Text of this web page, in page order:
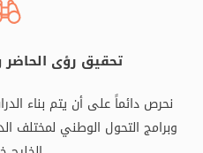
تحقيق رؤى
نحرص دائماً على أن يتم بناء
وبرامج التحول الوطني لمختلف